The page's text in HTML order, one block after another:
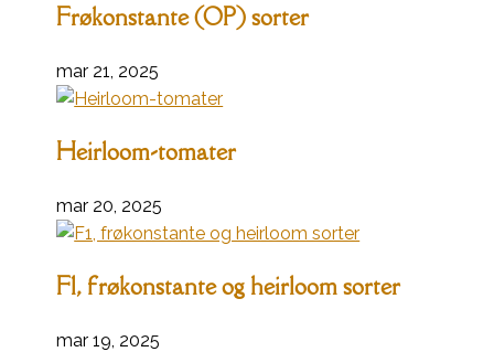
Frøkonstante (OP) sorter
mar 21, 2025
Heirloom-tomater
mar 20, 2025
F1, frøkonstante og heirloom sorter
mar 19, 2025